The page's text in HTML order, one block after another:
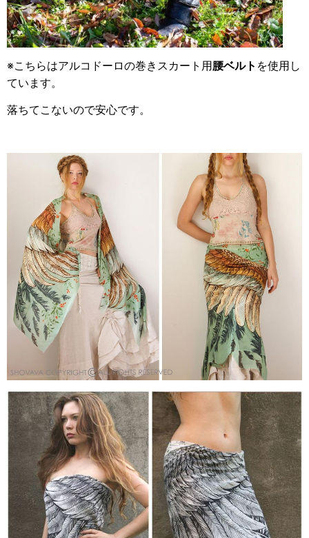
※こちらはアルコドーロの巻きスカート用腰ベルト を使用し
ています。
落ちてこないので安心です。